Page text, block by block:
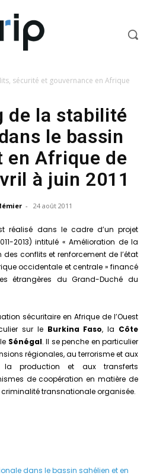
sécurité et gouvernance en Afrique
de la stabilité
le bassin
en Afrique de
à juin 2011
- 24 août 2011
réalisé dans le cadre d’un projet
2013) intitulé « Amélioration de la
conflits et renforcement de l’état
occidentale et centrale » financé
étrangères du Grand-Duché du
sécuritaire en Afrique de l’Ouest
sur le Burkina Faso, la Côte
Sénégal. Il se penche en particulier
régionales, au terrorisme et aux
la production et aux transferts
de coopération en matière de
criminalité transnationale organisée.
dans le bassin sahélien et en